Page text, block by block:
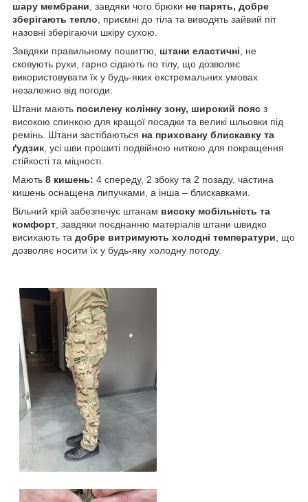
шару мембрани , завдяки чого брюки не парять, добре
зберігають тепло , приємні до тіла та виводять зайвий піт
назовні зберігаючи шкіру сухою.
Завдяки правильному пошиттю, штани еластичні , не
сковують рухи, гарно сідають по тілу, що дозволяє
використовувати їх у будь-яких екстремальних умовах
незалежно від погоди.
Штани мають посилену колінну зону, широкий пояс з
високою спинкою для кращої посадки та великі шльовки під
ремінь. Штани застібаються на приховану блискавку та
ґудзик , усі шви прошиті подвійною ниткою для покращення
стійкості та міцності.
Мають 8 кишень: 4 спереду, 2 збоку та 2 позаду, частина
кишень оснащена липучками, а інша – блискавками.
Вільний крій забезпечує штанам високу мобільність та
комфорт , завдяки поєднанню матеріалів штани швидко
висихають та добре витримують холодні температури , що
дозволяє носити їх у будь-яку холодну погоду.